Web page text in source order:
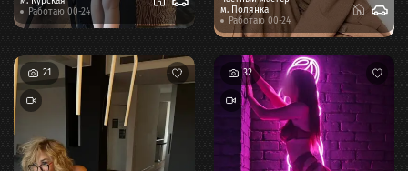
Работаю 00-24
м. Полянка
Работаю 00-24
21 32